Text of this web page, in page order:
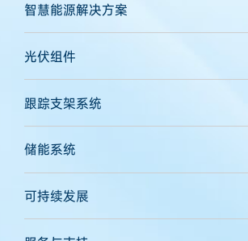
智慧能源解决方案
光伏组件
跟踪支架系统
储能系统
可持续发展